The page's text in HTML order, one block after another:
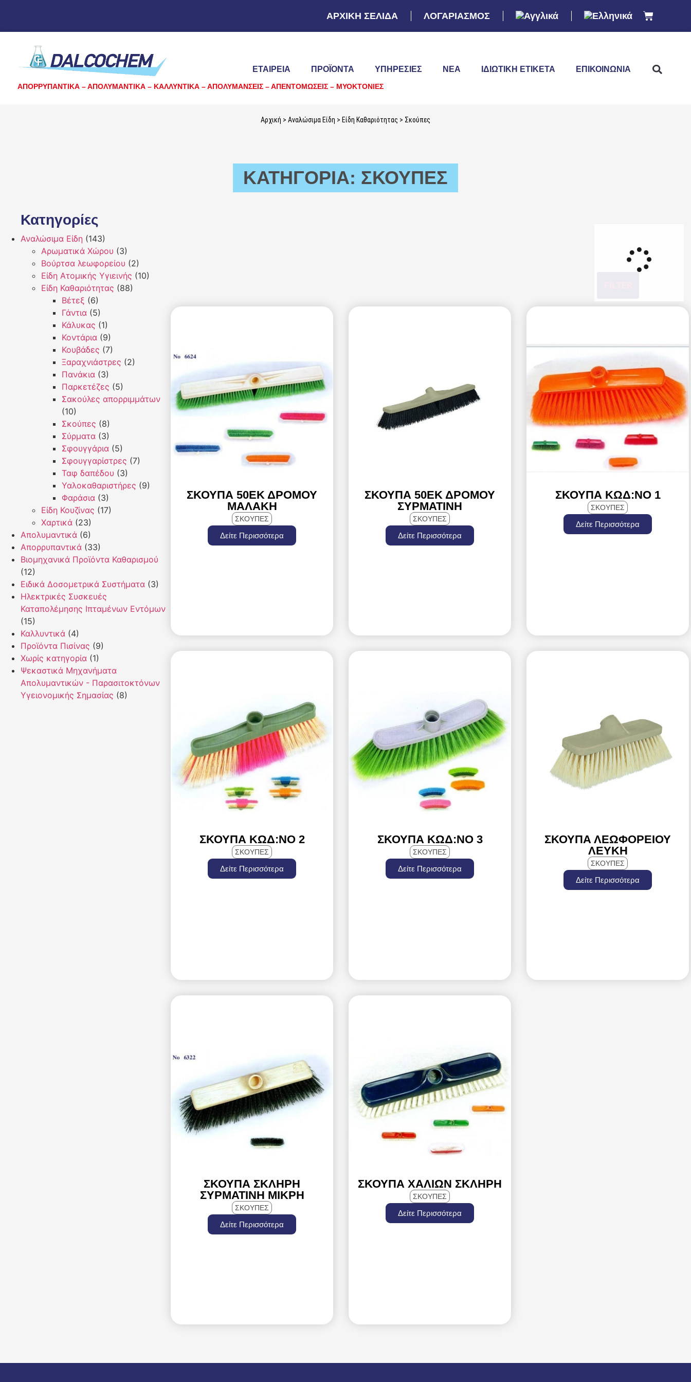
ΑΡΧΙΚΗ ΣΕΛΙΔΑ ΛΟΓΑΡΙΑΣΜΟΣ
ΕΤΑΙΡΕΙΑ ΠΡΟΪΌΝΤΑ ΥΠΗΡΕΣΊΕΣ ΝΈΑ ΙΔΙΩΤΙΚΉ ΕΤΙΚΈΤΑ ΕΠΙΚΟΙΝΩΝΊΑ
ΑΠΟΡΡΥΠΑΝΤΙΚΑ – ΑΠΟΛΥΜΑΝΤΙΚΑ – ΚΑΛΛΥΝΤΙΚΑ – ΑΠΟΛΥΜΑΝΣΕΙΣ – ΑΠΕΝΤΟΜΩΣΕΙΣ – ΜΥΟΚΤΟΝΙΕΣ
Αρχική > Αναλώσιμα Είδη > Είδη Καθαριότητας > Σκούπες
ΚΑΤΗΓΟΡΊΑ: ΣΚΟΎΠΕΣ
Κατηγορίες
Αναλώσιμα Είδη (143)
Αρωματικά Χώρου (3)
Βούρτσα λεωφορείου (2)
Είδη Ατομικής Υγιεινής (10)
Είδη Καθαριότητας (88)
Βέτεξ (6)
Γάντια (5)
Κάλυκας (1)
Κοντάρια (9)
Κουβάδες (7)
Ξαραχνιάστρες (2)
Πανάκια (3)
Παρκετέζες (5)
Σακούλες απορριμμάτων
(10)
Σκούπες (8)
Σύρματα (3)
Σφουγγάρια (5)
Σφουγγαρίστρες (7)
Ταφ δαπέδου (3)
Υαλοκαθαριστήρες (9)
Φαράσια (3)
Είδη Κουζίνας (17)
Χαρτικά (23)
Απολυμαντικά (6)
Απορρυπαντικά (33)
Βιομηχανικά Προϊόντα Καθαρισμού
(12)
Ειδικά Δοσομετρικά Συστήματα (3)
Ηλεκτρικές Συσκευές
Καταπολέμησης Ιπταμένων Εντόμων
(15)
Καλλυντικά (4)
Προϊόντα Πισίνας (9)
Χωρίς κατηγορία (1)
Ψεκαστικά Μηχανήματα
Απολυμαντικών - Παρασιτοκτόνων
Υγειονομικής Σημασίας (8)
ΣΚΟΎΠΑ 50ΕΚ ΔΡΌΜΟΥ
ΜΑΛΑΚΗ
ΣΚΟΥΠΕΣ
Δείτε Περισσότερα
ΣΚΟΎΠΑ 50ΕΚ ΔΡΌΜΟΥ
ΣΥΡΜΑΤΙΝΗ
ΣΚΟΥΠΕΣ
Δείτε Περισσότερα
ΣΚΟΎΠΑ ΚΩΔ:ΝΟ 1
ΣΚΟΥΠΕΣ
Δείτε Περισσότερα
ΣΚΟΎΠΑ ΚΩΔ:ΝΟ 2
ΣΚΟΥΠΕΣ
Δείτε Περισσότερα
ΣΚΟΎΠΑ ΚΩΔ:ΝΟ 3
ΣΚΟΥΠΕΣ
Δείτε Περισσότερα
ΣΚΟΎΠΑ ΛΕΩΦΟΡΕΊΟΥ
ΛΕΥΚΉ
ΣΚΟΥΠΕΣ
Δείτε Περισσότερα
ΣΚΟΎΠΑ ΣΚΛΗΡΉ
ΣΥΡΜΆΤΙΝΗ ΜΙΚΡΗ
ΣΚΟΥΠΕΣ
Δείτε Περισσότερα
ΣΚΟΎΠΑ ΧΑΛΙΏΝ ΣΚΛΗΡΉ
ΣΚΟΥΠΕΣ
Δείτε Περισσότερα